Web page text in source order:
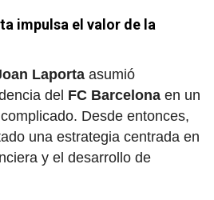
impulsa el valor de la
Laporta asumió
del FC Barcelona en un
Desde entonces,
una estrategia centrada en
y el desarrollo de